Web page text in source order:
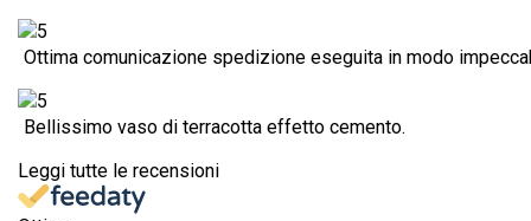
Ottima comunicazione spedizione eseguita in modo
Bellissimo vaso di terracotta effetto cemento.
Leggi tutte le recensioni